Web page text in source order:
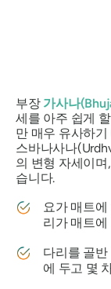
부장 가사나
세를 아주 쉽게
만 매우 유사하
스바나사나
의 변형 자세이
습니다.
요가 매트
리가 매트
다리를 골
에 두고 몇